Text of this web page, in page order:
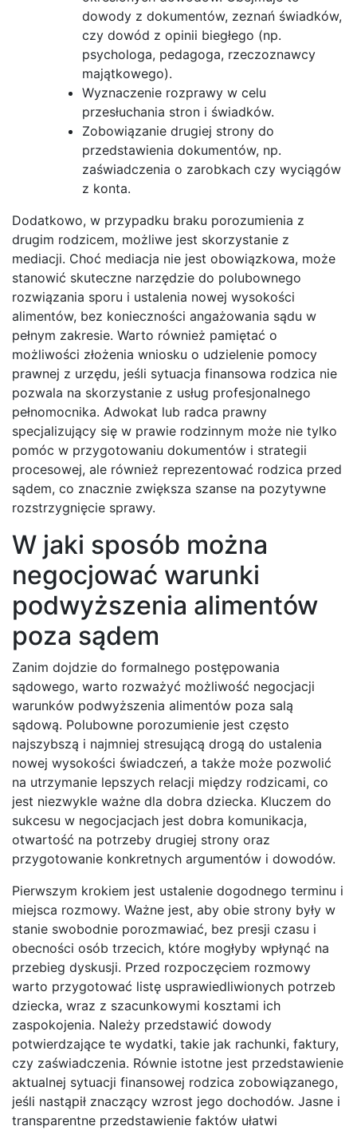
dowody z dokumentów, zeznań świadków,
czy dowód z opinii biegłego (np.
psychologa, pedagoga, rzeczoznawcy
majątkowego).
Wyznaczenie rozprawy w celu
przesłuchania stron i świadków.
Zobowiązanie drugiej strony do
przedstawienia dokumentów, np.
zaświadczenia o zarobkach czy wyciągów
z konta.
Dodatkowo, w przypadku braku porozumienia z
drugim rodzicem, możliwe jest skorzystanie z
mediacji. Choć mediacja nie jest obowiązkowa, może
stanowić skuteczne narzędzie do polubownego
rozwiązania sporu i ustalenia nowej wysokości
alimentów, bez konieczności angażowania sądu w
pełnym zakresie. Warto również pamiętać o
możliwości złożenia wniosku o udzielenie pomocy
prawnej z urzędu, jeśli sytuacja finansowa rodzica nie
pozwala na skorzystanie z usług profesjonalnego
pełnomocnika. Adwokat lub radca prawny
specjalizujący się w prawie rodzinnym może nie tylko
pomóc w przygotowaniu dokumentów i strategii
procesowej, ale również reprezentować rodzica przed
sądem, co znacznie zwiększa szanse na pozytywne
rozstrzygnięcie sprawy.
W jaki sposób można
negocjować warunki
podwyższenia alimentów
poza sądem
Zanim dojdzie do formalnego postępowania
sądowego, warto rozważyć możliwość negocjacji
warunków podwyższenia alimentów poza salą
sądową. Polubowne porozumienie jest często
najszybszą i najmniej stresującą drogą do ustalenia
nowej wysokości świadczeń, a także może pozwolić
na utrzymanie lepszych relacji między rodzicami, co
jest niezwykle ważne dla dobra dziecka. Kluczem do
sukcesu w negocjacjach jest dobra komunikacja,
otwartość na potrzeby drugiej strony oraz
przygotowanie konkretnych argumentów i dowodów.
Pierwszym krokiem jest ustalenie dogodnego terminu i
miejsca rozmowy. Ważne jest, aby obie strony były w
stanie swobodnie porozmawiać, bez presji czasu i
obecności osób trzecich, które mogłyby wpłynąć na
przebieg dyskusji. Przed rozpoczęciem rozmowy
warto przygotować listę usprawiedliwionych potrzeb
dziecka, wraz z szacunkowymi kosztami ich
zaspokojenia. Należy przedstawić dowody
potwierdzające te wydatki, takie jak rachunki, faktury,
czy zaświadczenia. Równie istotne jest przedstawienie
aktualnej sytuacji finansowej rodzica zobowiązanego,
jeśli nastąpił znaczący wzrost jego dochodów. Jasne i
transparentne przedstawienie faktów ułatwi